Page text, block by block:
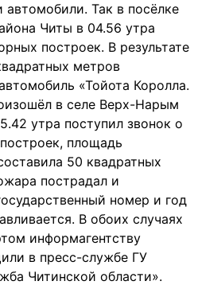
Так в посёлке
Читы в 04.56 утра
построек. В результате
метров
«Тойота Королла.
в селе Верх-Нарым
утра поступил звонок о
площадь
50 квадратных
пострадал и
номер и год
В обоих случаях
информагентству
в пресс-службе ГУ
Читинской области».